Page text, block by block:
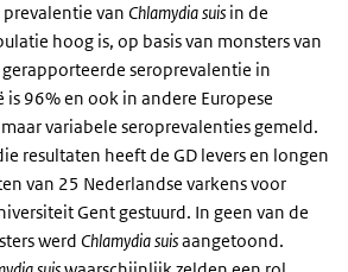
van Chlamydia suis in de
hoog is, op basis van monsters van
seroprevalentie in
is 96% en ook in andere Europese
variabele seroprevalenties gemeld.
resultaten heeft de GD levers en longen
van 25 Nederlandse varkens voor
Gent gestuurd. In geen van de
werd Chlamydia suisaangetoond.